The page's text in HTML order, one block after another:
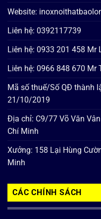
Website:
Liên hệ: 0392117739
Liên hệ: 0933 201 458 Mr
Liên hệ: 0966 848 670 Mr
Mã số thuế/Số QĐ thành
21/10/2019
Địa chỉ: C9/77 Võ Văn
Chí Minh
Xưởng: 158 Lại Hùng
Minh
CÁC CHÍNH SÁCH